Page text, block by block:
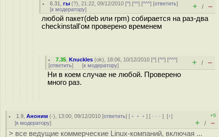
6.31 ,гы (?), 21:22, 09/12/2010 [^] [^^] [^^^] [ответить]
[к модератору] + / –
любой пакет(deb или rpm) собирается на раз-два
checkinstall'ом проверено временем
7.35 ,Knuckles (ok), 18:06, 10/12/2010 [^] [^^] [^^^]
[ответить] [к модератору] + / –
Ни в коем случае не любой. Проверено
много раз.
1.9 ,Аноним (-), 13:00, 09/12/2010 [ответить] [ ﹢﹢﹢] [ · · ·][↑]
[к модератору]
+5
+ / –
> все ведущие коммерческие Linux-компаний, включая ...